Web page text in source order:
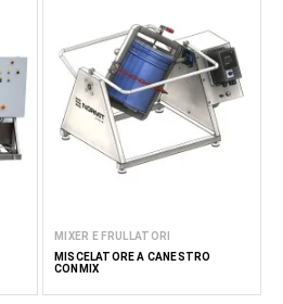
MIXER E FRULLATORI
MISCELATORE A CANESTRO
CONMIX